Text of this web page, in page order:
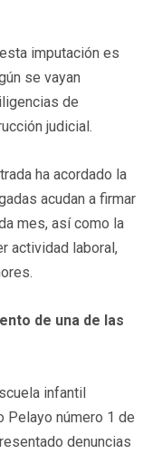
imputación es
se vayan
de
judicial.
ha acordado la
acudan a firmar
mes, así como la
actividad laboral,
de una de las
infantil
Pelayo número 1 de
denuncias